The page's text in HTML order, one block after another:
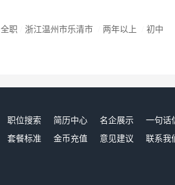
全职 浙江温州市乐清市 两年以上 初中
职位搜索 简历中心 名企展示 一句话
套餐标准
金币充值 意见建议 联系我